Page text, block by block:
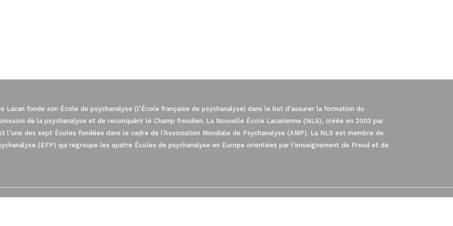
Lacan fonde son École de psychanalyse (l’École française de psychanalyse) dans le but d’assurer la formation du
de la psychanalyse et de reconquérir le Champ freudien. La Nouvelle École Lacanienne (NLS), créée en 2003 par
l’une des sept Écoles fondées dans le cadre de l’Association Mondiale de Psychanalyse (AMP). La NLS est membre de
(EFP) qui regroupe les quatre Écoles de psychanalyse en Europe orientées par l’enseignement de Freud et de
vos Options
de gérer vos paramètres de confidentialité, en garantissant la conformité avec